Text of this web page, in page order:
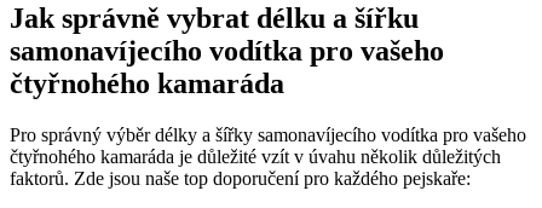
Jak správně vybrat délku a šířku
samonavíjecího vodítka pro vašeho
čtyřnohého kamaráda
Pro správný výběr délky a šířky samonavíjecího vodítka pro vašeho
čtyřnohého kamaráda je důležité vzít v úvahu několik důležitých
faktorů. Zde jsou naše top doporučení pro každého pejskaře: